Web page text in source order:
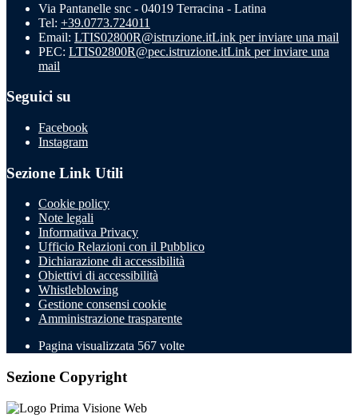
Via Pantanelle snc - 04019 Terracina - Latina
Tel: +39.0773.724011
Email: LTIS02800R@istruzione.itLink per inviare una mail
PEC: LTIS02800R@pec.istruzione.itLink per inviare una
mail
Seguici su
Facebook
Instagram
Sezione Link Utili
Cookie policy
Note legali
Informativa Privacy
Ufficio Relazioni con il Pubblico
Dichiarazione di accessibilità
Obiettivi di accessibilità
Whistleblowing
Gestione consensi cookie
Amministrazione trasparente
Pagina visualizzata 567 volte
Sezione Copyright